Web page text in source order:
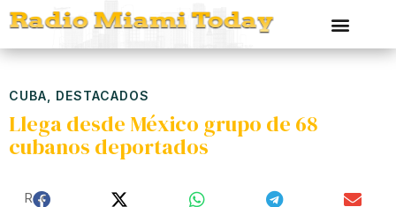
CUBA DESTACADOS
Llega desde México grupo de 68
cubanos deportados
Red